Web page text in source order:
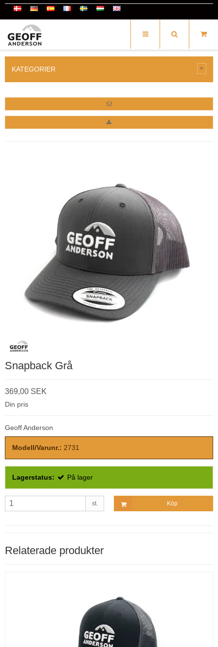
KATEGORIER
Snapback Grå
369,00 SEK
Din pris
Geoff Anderson
Modell/Varunr.: 2731
Lagerstatus: På lager
st. Köp
Relaterade produkter